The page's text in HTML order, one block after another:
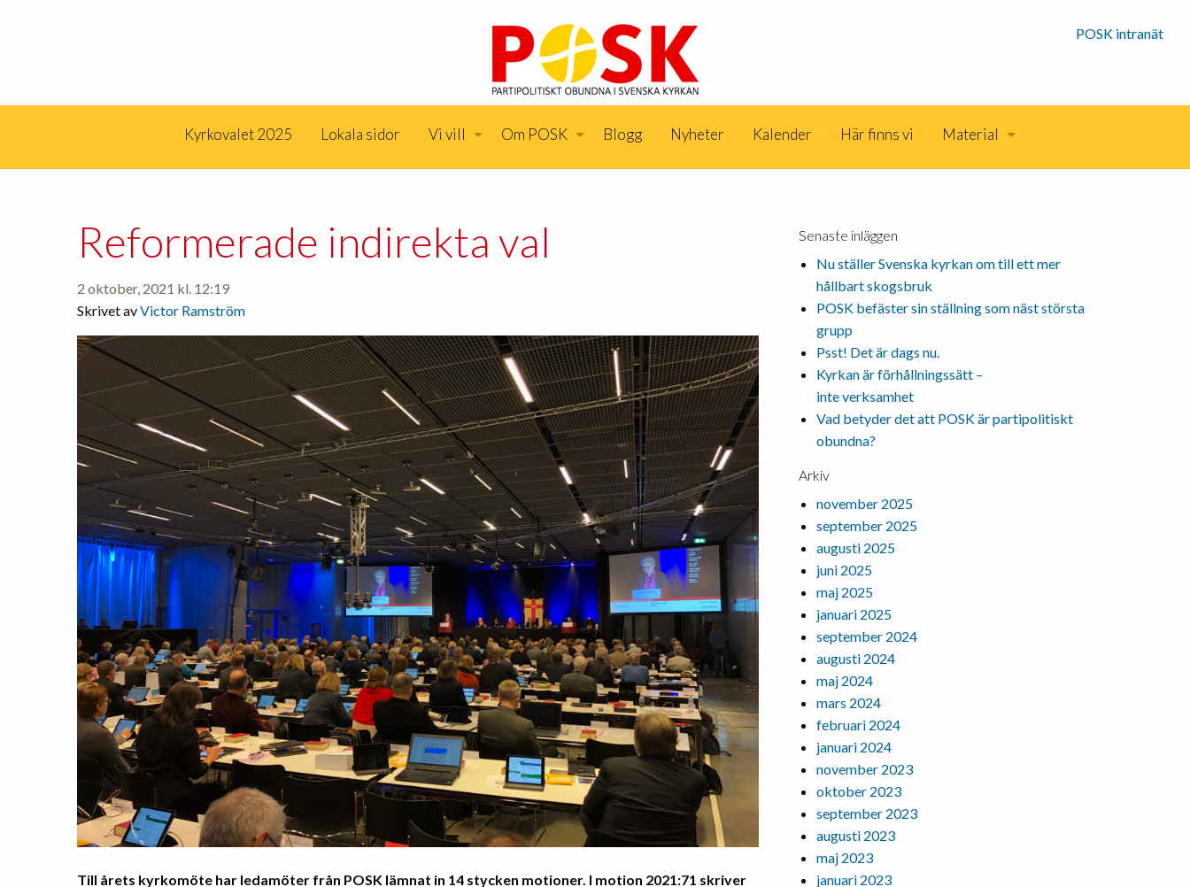
POSK intranät
Kyrkovalet 2025 Lokala sidor Vi vill Om POSK Blogg Nyheter Kalender Här finns vi Material
Reformerade indirekta val
2 oktober, 2021 kl. 12:19
Skrivet avVictor Ramström
Till årets kyrkomöte har ledamöter från POSK lämnat in 14 stycken motioner. I motion 2021:71 skriver
Senaste inläggen
Nu ställer Svenska kyrkan om till ett mer
hållbart skogsbruk
POSK befäster sin ställning som näst största
grupp
Psst! Det är dags nu.
Kyrkan är förhållningssätt –
inte verksamhet
Vad betyder det att POSK är partipolitiskt
obundna?
Arkiv
november 2025
september 2025
augusti 2025
juni 2025
maj 2025
januari 2025
september 2024
augusti 2024
maj 2024
mars 2024
februari 2024
januari 2024
november 2023
oktober 2023
september 2023
augusti 2023
maj 2023
januari 2023